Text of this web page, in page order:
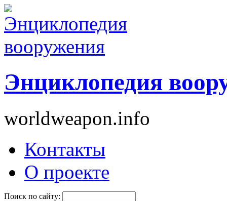
Энциклопедия
worldweapon.info
Контакты
О проекте
Поиск по сайту: